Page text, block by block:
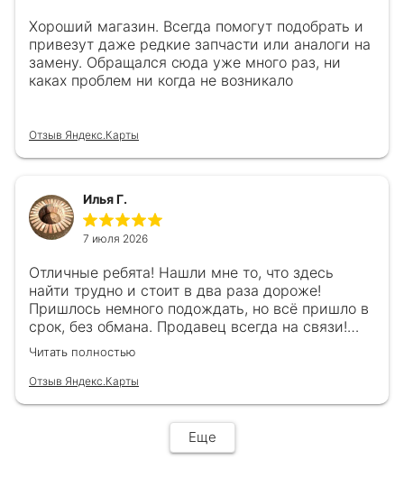
Хороший магазин. Всегда помогут подобрать и
привезут даже редкие запчасти или аналоги на
замену. Обращался сюда уже много раз, ни
каках проблем ни когда не возникало
Отзыв Яндекс.Карты
Илья Г.
7 июля 2026
Отличные ребята! Нашли мне то, что здесь
найти трудно и стоит в два раза дороже!
Пришлось немного подождать, но всё пришло в
срок, без обмана. Продавец всегда на связи!
Буду ещё обращаться! 👍
Читать полностью
Отзыв Яндекс.Карты
Еще